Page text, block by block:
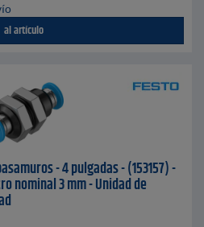
al artículo
- 4 pulgadas - (153157) -
nominal 3 mm - Unidad de